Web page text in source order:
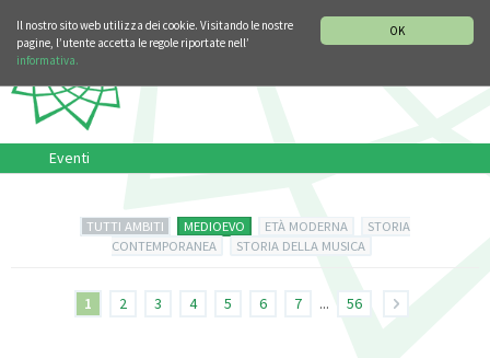
OK
Il nostro sito web utilizza dei cookie. Visitando le nostre
pagine, l’utente accetta le regole riportate nell’
informativa.
Eventi
TUTTI AMBITI MEDIOEVO ETÀ MODERNA
STORIA
CONTEMPORANEA
STORIA DELLA MUSICA
1 2 3 4 5 6 7 ... 56